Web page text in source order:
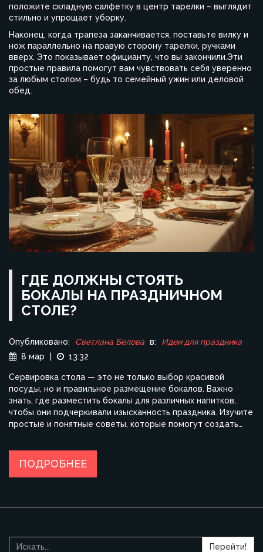
положите складную салфетку в центр тарелки – выглядит
стильно и упрощает уборку.
Наконец, когда трапеза заканчивается, поставьте вилку и
нож параллельно на правую сторону тарелки, ручками
вверх. Это показывает официанту, что вы закончили.Эти
простые правила помогут вам чувствовать себя уверенно
за любым столом – будь то семейный ужин или деловой
обед.
ГДЕ ДОЛЖНЫ СТОЯТЬ
БОКАЛЫ НА ПРАЗДНИЧНОМ
СТОЛЕ?
Опубликовано: Светлана Белова в:
Идеи для праздника
8 мар
13:32
Сервировка стола — это не только выбор красивой
посуды, но и правильное размещение бокалов. Важно
знать, где разместить бокалы для различных напитков,
чтобы они подчеркивали изысканность праздника. Изучите
простые и понятные советы, которые помогут создать
расположении. Сделайте ваш праздничный стол не только
красивым, но и функциональным.
ПОДРОБНЕЕ
Перейти!